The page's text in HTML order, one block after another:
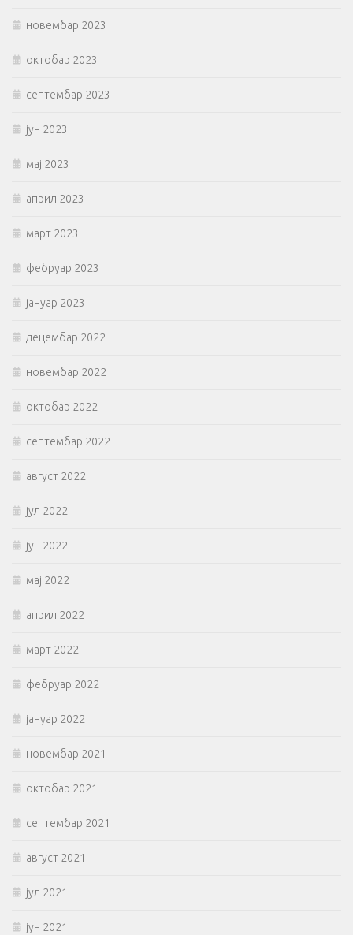
новембар 2023
октобар 2023
септембар 2023
јун 2023
мај 2023
април 2023
март 2023
фебруар 2023
јануар 2023
децембар 2022
новембар 2022
октобар 2022
септембар 2022
август 2022
јул 2022
јун 2022
мај 2022
април 2022
март 2022
фебруар 2022
јануар 2022
новембар 2021
октобар 2021
септембар 2021
август 2021
јул 2021
јун 2021